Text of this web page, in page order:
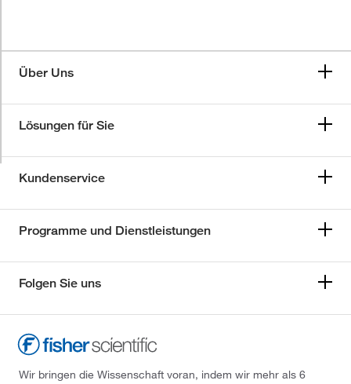
Über Uns
Lösungen für Sie
Kundenservice
Programme und Dienstleistungen
Folgen Sie uns
Wir bringen die Wissenschaft voran, indem wir mehr als 6